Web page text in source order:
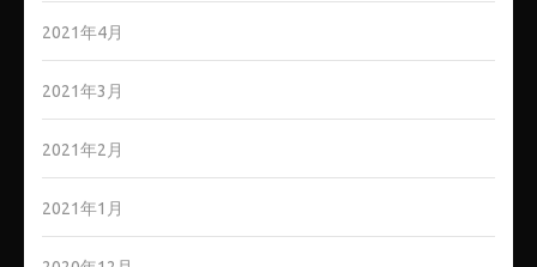
2021年4月
2021年3月
2021年2月
2021年1月